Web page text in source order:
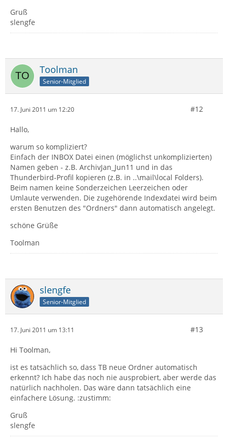
Gruß
slengfe
Toolman
Senior-Mitglied
17. Juni 2011 um 12:20 #12
Hallo,
warum so kompliziert?
Einfach der INBOX Datei einen (möglichst unkomplizierten)
Namen geben - z.B. ArchivJan_Jun11 und in das
Thunderbird-Profil kopieren (z.B. in ..\mail\local Folders).
Beim namen keine Sonderzeichen Leerzeichen oder
Umlaute verwenden. Die zugehörende Indexdatei wird beim
ersten Benutzen des "Ordners" dann automatisch angelegt.
schöne Grüße
Toolman
slengfe
Senior-Mitglied
17. Juni 2011 um 13:11 #13
Hi Toolman,
ist es tatsächlich so, dass TB neue Ordner automatisch
erkennt? Ich habe das noch nie ausprobiert, aber werde das
natürlich nachholen. Das wäre dann tatsächlich eine
einfachere Lösung. :zustimm:
Gruß
slengfe